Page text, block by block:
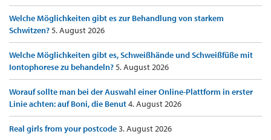
Welche Möglichkeiten gibt es zur Behandlung von starkem
Schwitzen?5. August 2026
Welche Möglichkeiten gibt es, Schweißhände und Schweißfüße mit
Iontophorese zu behandeln?5. August 2026
Worauf sollte man bei der Auswahl einer Online-Plattform in erster
Linie achten: auf Boni, die Benut4. August 2026
Real girls from your postcode3. August 2026